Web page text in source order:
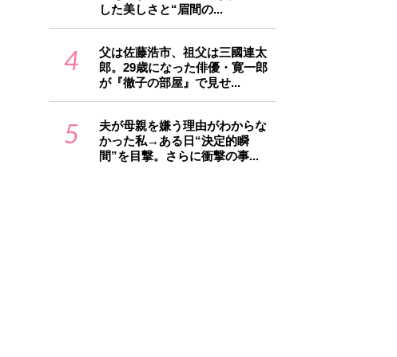
した美しさと“眉間の...
4
父は佐藤浩市、祖父は三國連太
郎。29歳になった俳優・寛一郎
が『徹子の部屋』で見せ...
5
夫が母親を嫌う理由がわからな
かった私→ある日“決定的瞬
間”を目撃。さらに衝撃の事...